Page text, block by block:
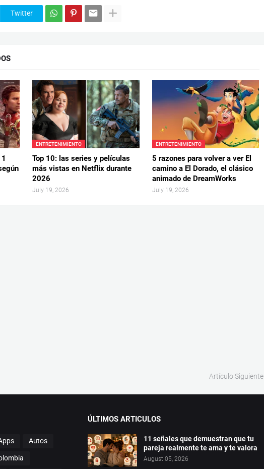
Twitter
ENTRETENIMIENTO
Top 10: las series y películas
más vistas en Netflix durante
2026
July 19, 2026
ENTRETENIMIENTO
5 razones para volver a ver El
camino a El Dorado, el clásico
animado de DreamWorks
July 19, 2026
Artículo Siguiente
Autos
ÚLTIMOS ARTICULOS
11 señales que demuestran que tu
pareja realmente te ama y te valora
August 05, 2026